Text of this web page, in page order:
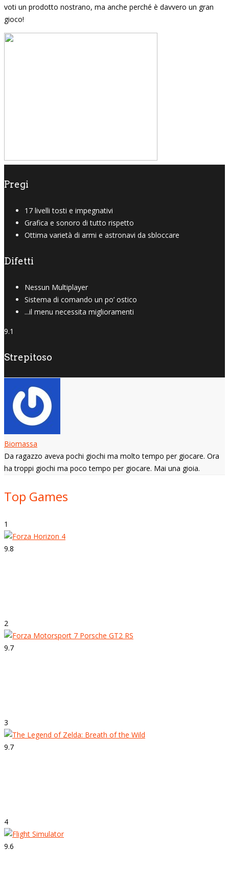
voti un prodotto nostrano, ma anche perché è davvero un gran
gioco!
Pregi
17 livelli tosti e impegnativi
Grafica e sonoro di tutto rispetto
Ottima varietà di armi e astronavi da sbloccare
Difetti
Nessun Multiplayer
Sistema di comando un po’ ostico
...il menu necessita miglioramenti
9.1
Strepitoso
Biomassa
Da ragazzo aveva pochi giochi ma molto tempo per giocare. Ora
ha troppi giochi ma poco tempo per giocare. Mai una gioia.
Top Games
1
9.8
2
9.7
3
9.7
4
9.6